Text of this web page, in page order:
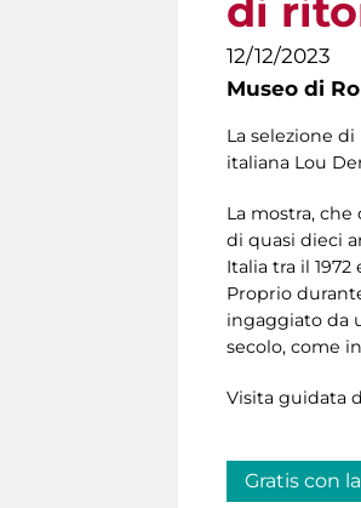
di
12/12/2023
Museo di
La selezione
italiana Lou
La mostra,
di quasi dieci
Italia tra il
Proprio
ingaggiato da
secolo, come
Visita guidata
Gratis con